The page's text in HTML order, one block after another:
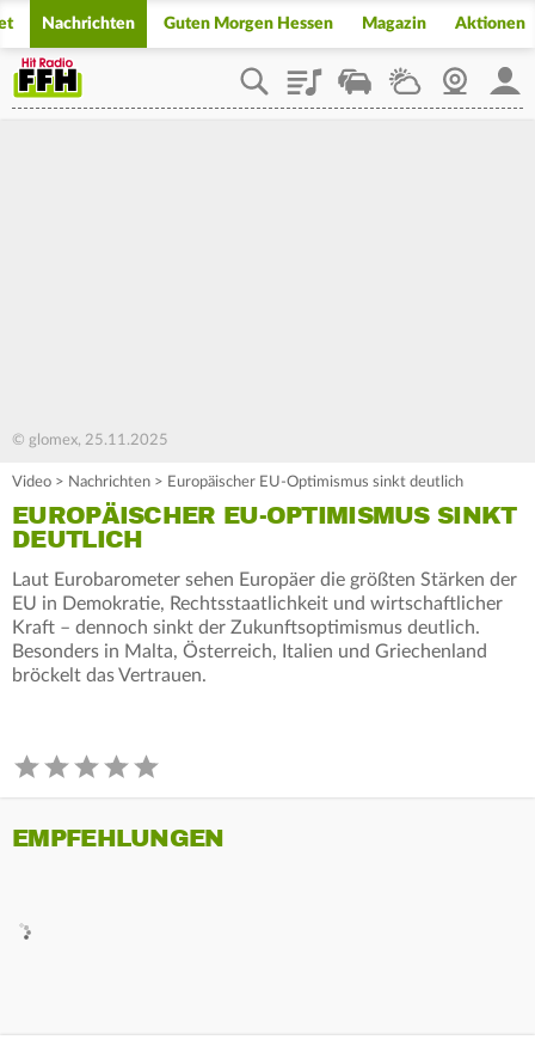
Nachrichten Guten Morgen Hessen Magazin Aktionen
PlaylistStaupilotWetterWebcam
© glomex, 25.11.2025
Video > Nachrichten > Europäischer EU-Optimismus sinkt deutlich
EUROPÄISCHER EU-OPTIMISMUS SINKT
DEUTLICH
Laut Eurobarometer sehen Europäer die größten Stärken der
EU in Demokratie, Rechtsstaatlichkeit und wirtschaftlicher
Kraft – dennoch sinkt der Zukunftsoptimismus deutlich.
Besonders in Malta, Österreich, Italien und Griechenland
bröckelt das Vertrauen.
EMPFEHLUNGEN